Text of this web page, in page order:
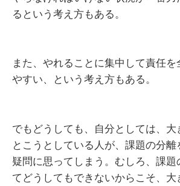
るという考え方もある。
また、やれることに集中して責任を
やすい、という考え方もある。
でもどうしても、自分としては、
とこうとしている人が、課題の分
疑問に思ってしまう。むしろ、課題
てどうしてもできないからこそ、大